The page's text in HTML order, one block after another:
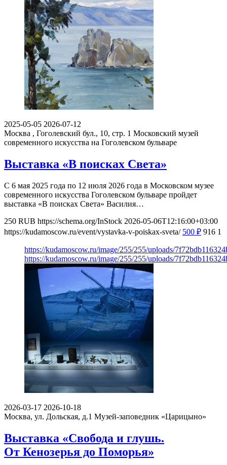
2025-05-05 2026-07-12
Москва , Гоголевский бул., 10, стр. 1 Московский музей
современного искусства на Гоголевском бульваре
Выставка «В поисках Света»
С 6 мая 2025 года по 12 июля 2026 года в Московском музее
современного искусства Гоголевском бульваре пройдет
выставка «В поисках Света» Василия…
250 RUB https://schema.org/InStock 2026-05-06T12:16:00+03:00
https://kudamoscow.ru/event/vystavka-v-poiskax-sveta/ 500 ₽ 916 1
https://kudamoscow.ru/image/255/255/uploads/
https://kudamoscow.ru/image/255/255/uploads/
2026-03-17 2026-10-18
Москва, ул. Дольская, д.1 Музей-заповедник «Царицыно»
Выставка «Свобода и глушь.
От Кенозерья до Поморья»